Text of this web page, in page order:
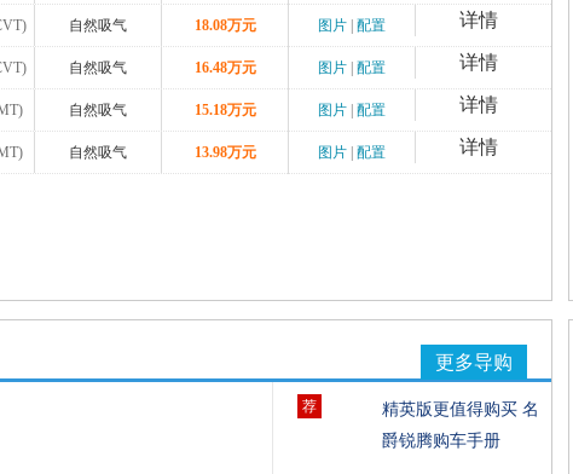
自然吸气 18.08万元 图片 配置 详情
自然吸气 16.48万元 图片 配置 详情
自然吸气 15.18万元 图片 配置 详情
自然吸气 13.98万元 图片 配置 详情
更多导购
荐
精英版更值得购买 名
爵锐腾购车手册